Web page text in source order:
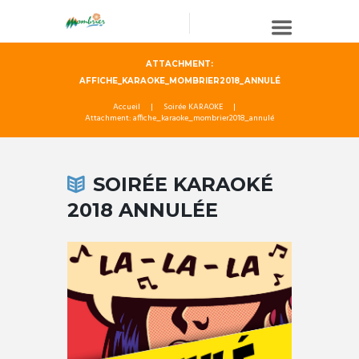
ATTACHMENT:
AFFICHE_KARAOKE_MOMBRIER2018_ANNULÉ
Accueil
Soirée KARAOKE
Attachment: affiche_karaoke_mombrier2018_annulé
SOIRÉE KARAOKÉ
2018 ANNULÉE